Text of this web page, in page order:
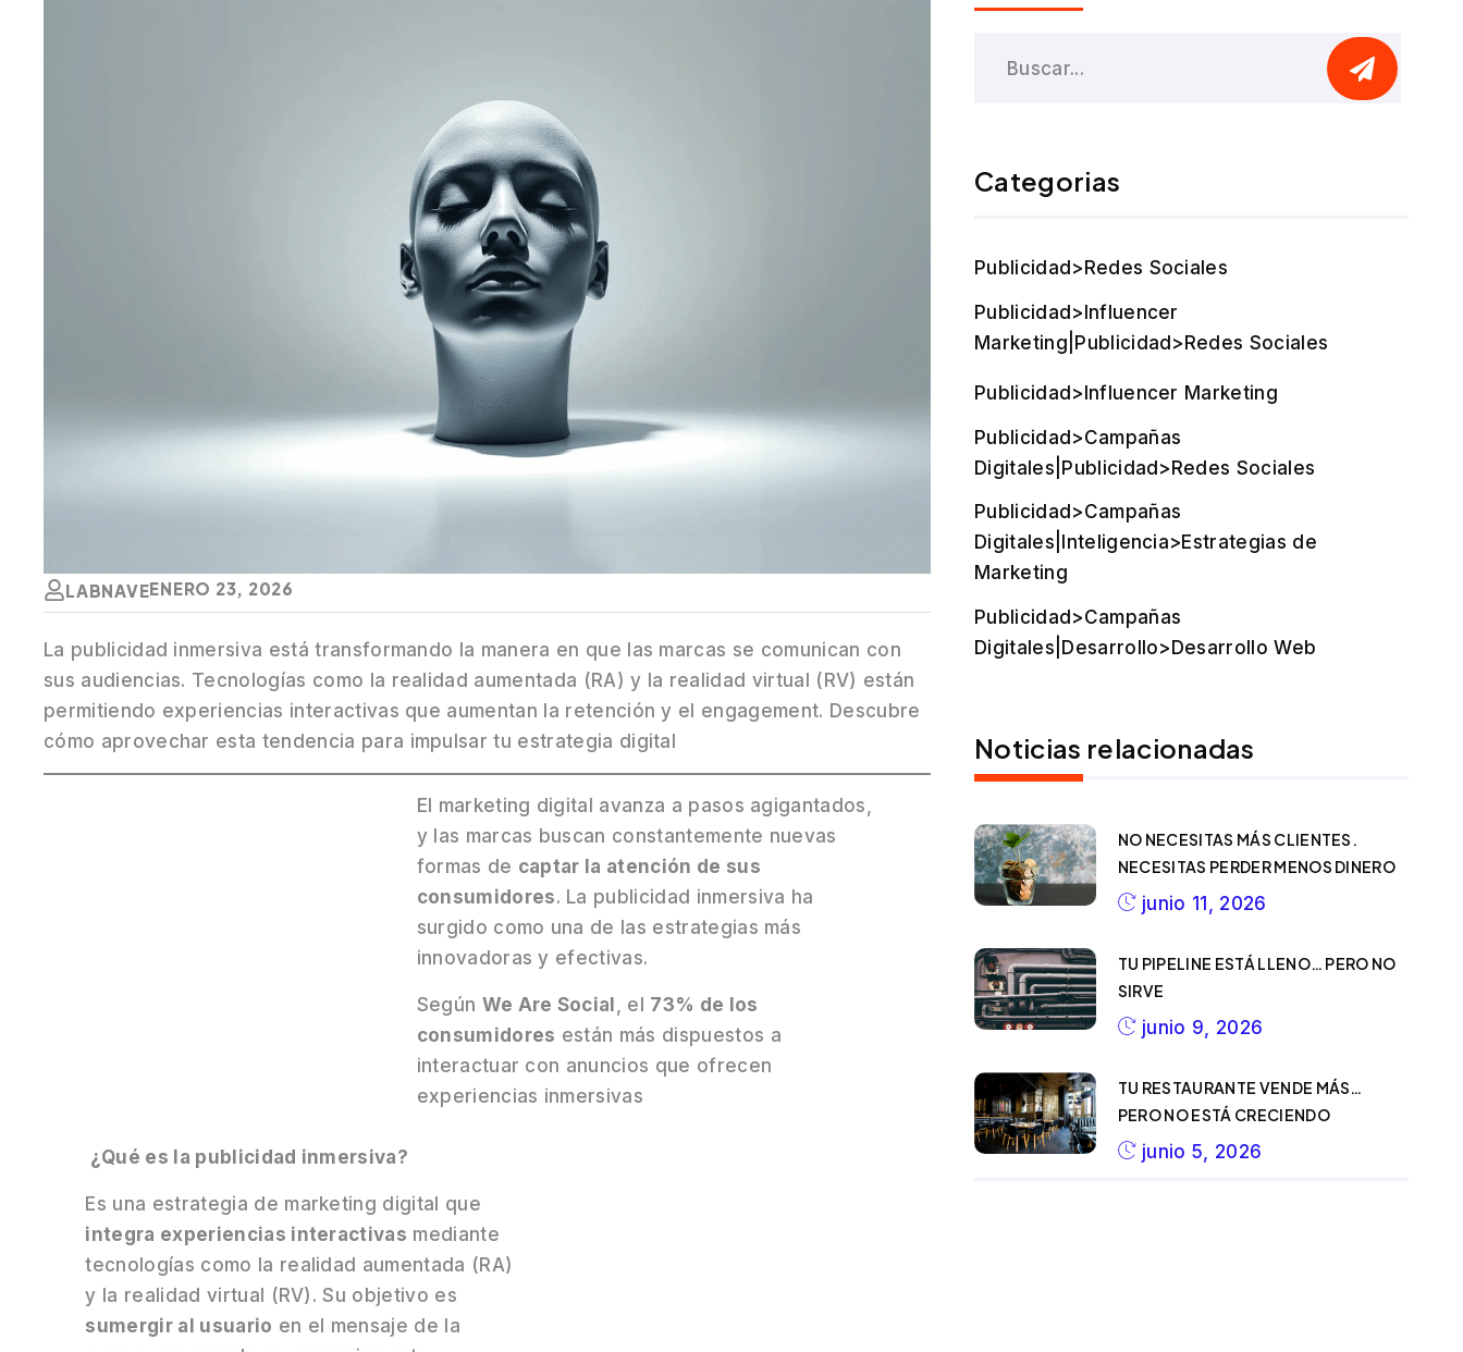
LABNAVEENERO 23, 2026
La publicidad inmersiva está transformando la manera en que las marcas se comunican con
sus audiencias. Tecnologías como la realidad aumentada (RA) y la realidad virtual (RV) están
permitiendo experiencias interactivas que aumentan la retención y el engagement. Descubre
cómo aprovechar esta tendencia para impulsar tu estrategia digital
El marketing digital avanza a pasos agigantados,
y las marcas buscan constantemente nuevas
formas de captar la atención de sus
consumidores. La publicidad inmersiva ha
surgido como una de las estrategias más
innovadoras y efectivas.
Según We Are Social , el 73% de los
consumidores están más dispuestos a
interactuar con anuncios que ofrecen
experiencias inmersivas
¿Qué es la publicidad inmersiva?
Es una estrategia de marketing digital que
integra experiencias interactivas mediante
tecnologías como la realidad aumentada (RA)
y la realidad virtual (RV). Su objetivo es
sumergir al usuario en el mensaje de la
Categorias
Publicidad>Redes Sociales
Publicidad>Influencer
Marketing|Publicidad>Redes Sociales
Publicidad>Influencer Marketing
Publicidad>Campañas
Digitales|Publicidad>Redes Sociales
Publicidad>Campañas
Digitales|Inteligencia>Estrategias de
Marketing
Publicidad>Campañas
Digitales|Desarrollo>Desarrollo Web
Noticias relacionadas
NO NECESITAS MÁS CLIENTES.
NECESITAS PERDER MENOS DINERO
junio 11, 2026
TU PIPELINE ESTÁ LLENO… PERO NO
SIRVE
junio 9, 2026
TU RESTAURANTE VENDE MÁS…
PERO NO ESTÁ CRECIENDO
junio 5, 2026